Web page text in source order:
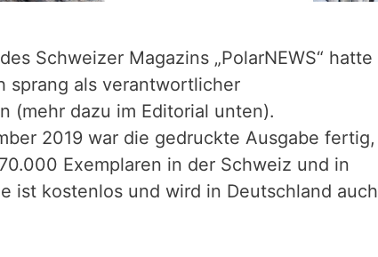
Schweizer Magazins „PolarNEWS“ hatte
sprang als verantwortlicher
(mehr dazu im Editorial unten).
2019 war die gedruckte Ausgabe fertig,
Exemplaren in der Schweiz und in
ist kostenlos und wird in Deutschland auch